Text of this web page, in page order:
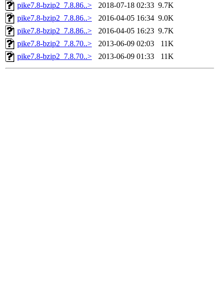
pike7.8-bzip2_7.8.86..>
2018-07-18 02:33 9.7K
pike7.8-bzip2_7.8.86..>
2016-04-05 16:34 9.0K
pike7.8-bzip2_7.8.86..>
2016-04-05 16:23 9.7K
pike7.8-bzip2_7.8.70..>
2013-06-09 02:03
11K
pike7.8-bzip2_7.8.70..>
2013-06-09 01:33 11K